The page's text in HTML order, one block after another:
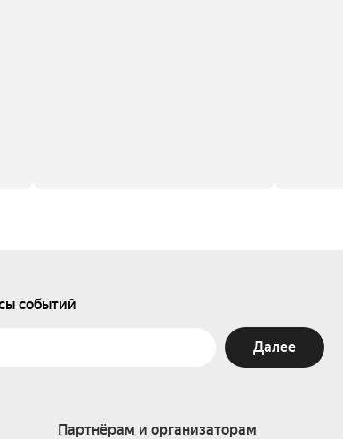
событий
Далее
Партнёрам и организаторам